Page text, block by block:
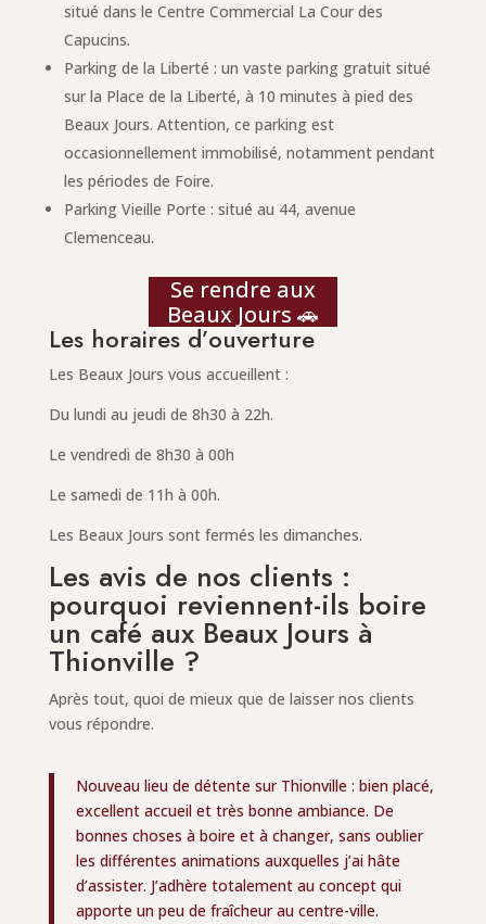
situé dans le Centre Commercial La Cour des
Capucins.
Parking de la Liberté : un vaste parking gratuit situé
sur la Place de la Liberté, à 10 minutes à pied des
Beaux Jours. Attention, ce parking est
occasionnellement immobilisé, notamment pendant
les périodes de Foire.
Parking Vieille Porte : situé au 44, avenue
Clemenceau.
Se rendre aux
Beaux Jours 🚗
Les horaires d’ouverture
Les Beaux Jours vous accueillent :
Du lundi au jeudi de 8h30 à 22h.
Le vendredi de 8h30 à 00h
Le samedi de 11h à 00h.
Les Beaux Jours sont fermés les dimanches.
Les avis de nos clients :
pourquoi reviennent-ils boire
un café aux Beaux Jours à
Thionville ?
Après tout, quoi de mieux que de laisser nos clients
vous répondre.
Nouveau lieu de détente sur Thionville : bien placé,
excellent accueil et très bonne ambiance. De
bonnes choses à boire et à changer, sans oublier
les différentes animations auxquelles j’ai hâte
d’assister. J’adhère totalement au concept qui
apporte un peu de fraîcheur au centre-ville.